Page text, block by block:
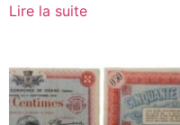
Lire la suite